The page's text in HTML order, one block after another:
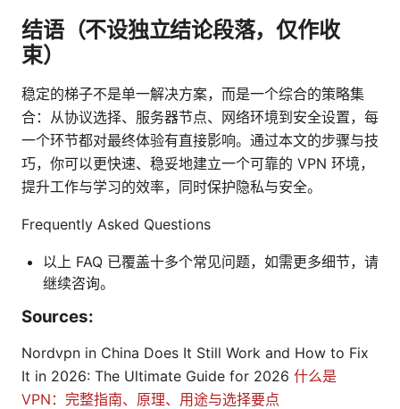
结语（不设独立结论段落，仅作收
束）
稳定的梯子不是单一解决方案，而是一个综合的策略集
合：从协议选择、服务器节点、网络环境到安全设置，每
一个环节都对最终体验有直接影响。通过本文的步骤与技
巧，你可以更快速、稳妥地建立一个可靠的 VPN 环境，
提升工作与学习的效率，同时保护隐私与安全。
Frequently Asked Questions
以上 FAQ 已覆盖十多个常见问题，如需更多细节，请
继续咨询。
Sources:
Nordvpn in China Does It Still Work and How to Fix
It in 2026: The Ultimate Guide for 2026 什么是
VPN：完整指南、原理、用途与选择要点